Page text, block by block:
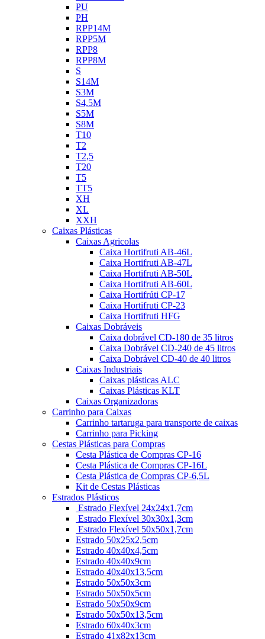
PU
PH
RPP14M
RPP5M
RPP8
RPP8M
S
S14M
S3M
S4,5M
S5M
S8M
T10
T2
T2,5
T20
T5
TT5
XH
XL
XXH
Caixas Plásticas
Caixas Agricolas
Caixa Hortifruti AB-46L
Caixa Hortifruti AB-47L
Caixa Hortifruti AB-50L
Caixa Hortifruti AB-60L
Caixa Hortifrúti CP-17
Caixa Hortifruti CP-23
Caixa Hortifruti HFG
Caixas Dobráveis
Caixa dobrável CD-180 de 35 litros
Caixa Dobrável CD-240 de 45 litros
Caixa Dobrável CD-40 de 40 litros
Caixas Industriais
Caixas plásticas ALC
Caixas Plásticas KLT
Caixas Organizadoras
Carrinho para Caixas
Carrinho tartaruga para transporte de caixas
Carrinho para Picking
Cestas Plásticas para Compras
Cesta Plástica de Compras CP-16
Cesta Plástica de Compras CP-16L
Cesta Plástica de Compras CP-6,5L
Kit de Cestas Plásticas
Estrados Plásticos
Estrado Flexível 24x24x1,7cm
Estrado Flexível 30x30x1,3cm
Estrado Flexível 50x50x1,7cm
Estrado 50x25x2,5cm
Estrado 40x40x4,5cm
Estrado 40x40x9cm
Estrado 40x40x13,5cm
Estrado 50x50x3cm
Estrado 50x50x5cm
Estrado 50x50x9cm
Estrado 50x50x13,5cm
Estrado 60x40x3cm
Estrado 41x82x13cm